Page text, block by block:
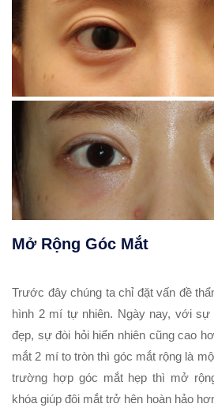
Mở Rộng Góc Mắt
Trước đây chúng ta chỉ đặt vấn đề
hình 2 mí tự nhiên. Ngày nay, với
đẹp, sự đòi hỏi hiển nhiên cũng cao
mắt 2 mí to tròn thì góc mắt rộng là
trường hợp góc mắt hẹp thì mở
khóa giúp đôi mắt trở hên hoàn hảo